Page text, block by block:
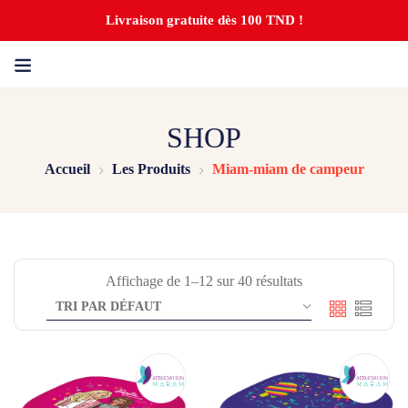
Livraison gratuite dès 100 TND !
SHOP
Accueil Les Produits Miam-miam de campeur
Affichage de 1–12 sur 40 résultats